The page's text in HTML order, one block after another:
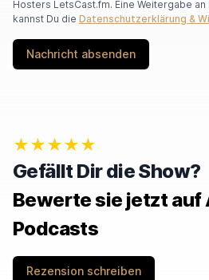
H
U
R
E
T
H
I
S
F
E
Hosters LetsCast.fm. Eine Weitergabe
kannst Du die Datenschutzerklärung &
Nachricht absenden
★★★★★
Gefällt Dir die Show?
Bewerte sie jetzt auf
Podcasts
Rezension schreiben